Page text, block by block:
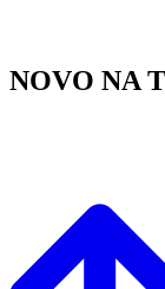
NOVO NA